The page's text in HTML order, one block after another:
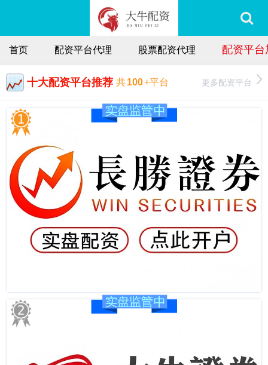
首页 配资平台代理 股票配资代理 配资平台
十大配资平台推荐 共100+平台 更多配资平台